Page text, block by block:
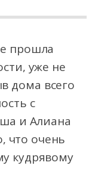
прошла
уже не
дома всего
с
и Алиана
что очень
кудрявому